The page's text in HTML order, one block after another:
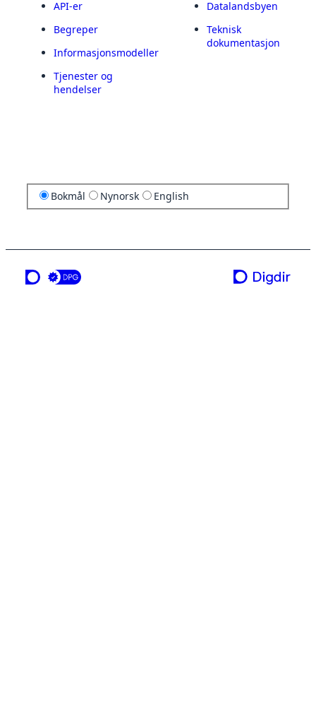
API-er
Begreper
Informasjonsmodeller
Tjenester og
hendelser
Datalandsbyen
Teknisk
dokumentasjon
Bokmål Nynorsk English